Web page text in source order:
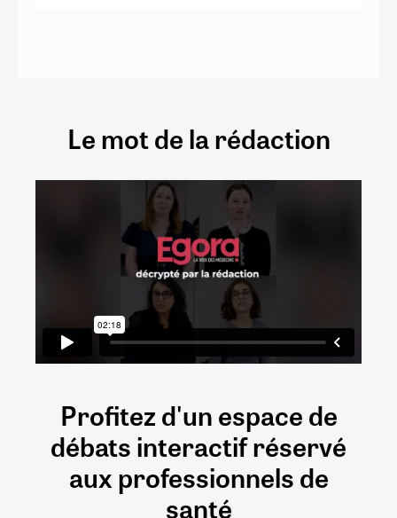
Le mot de la rédaction
Profitez d'un espace de
débatsinteractifréservé
auxprofessionnels de
santé